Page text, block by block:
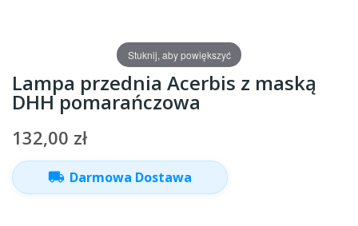
Stuknij, aby powiększyć
Lampa przednia Acerbis z maską
DHH pomarańczowa
132,00 zł
local_shipping Darmowa Dostawa